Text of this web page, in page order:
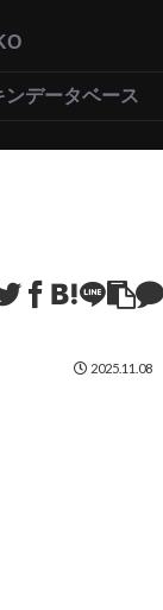
ンデータベース
2025.11.08